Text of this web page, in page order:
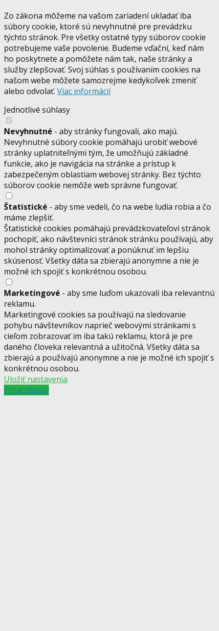
Zo zákona môžeme na vašom zariadení ukladať iba
súbory cookie, ktoré sú nevyhnutné pre prevádzku
týchto stránok. Pre všetky ostatné typy súborov cookie
potrebujeme vaše povolenie. Budeme vďační, keď nám
ho poskytnete a pomôžete nám tak, naše stránky a
služby zlepšovať. Svoj súhlas s používaním cookies na
našom webe môžete samozrejme kedykoľvek zmeniť
alebo odvolať. Viac informácií
Jednotlivé súhlasy
Nevyhnutné - aby stránky fungovali, ako majú.
Nevyhnutné súbory cookie pomáhajú urobiť webové
stránky uplatniteľnými tým, že umožňujú základné
funkcie, ako je navigácia na stránke a prístup k
zabezpečeným oblastiam webovej stránky. Bez týchto
súborov cookie nemôže web správne fungovať.
Štatistické - aby sme vedeli, čo na webe ludia robia a čo
máme zlepšiť.
Štatistické cookies pomáhajú prevádzkovateľovi stránok
pochopiť, ako návštevníci stránok stránku používajú, aby
mohol stránky optimalizovať a ponúknuť im lepšiu
skúsenosť. Všetky dáta sa zbierajú anonymne a nie je
možné ich spojiť s konkrétnou osobou.
Marketingové - aby sme luďom ukazovali iba relevantnú
reklamu.
Marketingové cookies sa používajú na sledovanie
pohybu návštevníkov naprieč webovými stránkami s
cieľom zobrazovať im iba takú reklamu, ktorá je pre
daného človeka relevantná a užitočná. Všetky dáta sa
zbierajú a používajú anonymne a nie je možné ich spojiť s
konkrétnou osobou.
Uložiť nastavenia
Prijať všetky